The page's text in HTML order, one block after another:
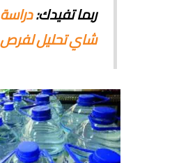
ربما تفيدك:
شاي تحليل